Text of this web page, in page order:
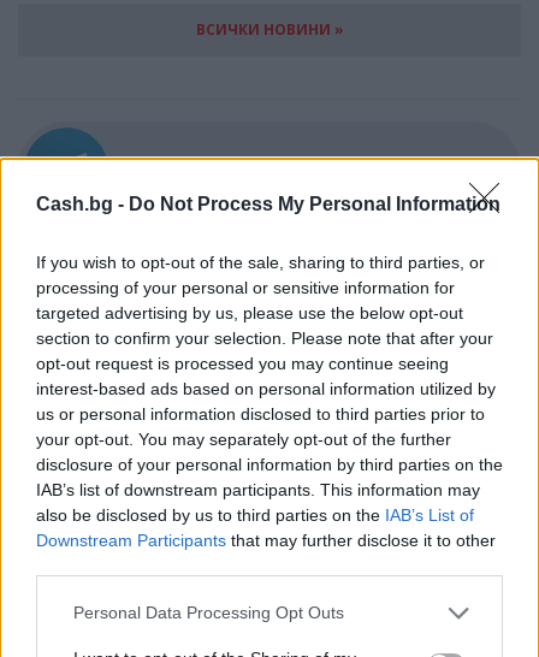
Cash.bg - Do Not Process My Personal Information
If you wish to opt-out of the sale, sharing to third parties, or
processing of your personal or sensitive information for
targeted advertising by us, please use the below opt-out
section to confirm your selection. Please note that after your
opt-out request is processed you may continue seeing
interest-based ads based on personal information utilized by
us or personal information disclosed to third parties prior to
your opt-out. You may separately opt-out of the further
disclosure of your personal information by third parties on the
IAB’s list of downstream participants. This information may
also be disclosed by us to third parties on the IAB’s List of
Downstream Participants that may further disclose it to other
Personal Data Processing Opt Outs
ВСИЧКИ НОВИНИ »
Последвайте ни във ВАЙБЪР
ОЩЕ ПО ТЕМАТАВЪВ
facebook
Сподели тази статия
СВЪРЗАНИ СТАТИИ